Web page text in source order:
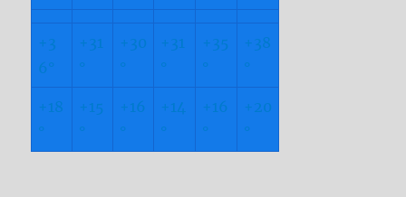
+ 3
6°
+ 31
°
+ 30
°
+ 31
°
+ 35
°
+ 38
°
+18
°
+15
°
+16
°
+14
°
+16
°
+20
°